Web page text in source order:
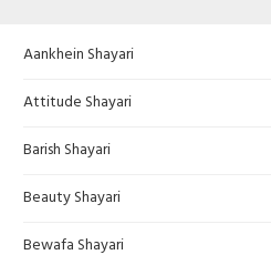
Aankhein Shayari
Attitude Shayari
Barish Shayari
Beauty Shayari
Bewafa Shayari